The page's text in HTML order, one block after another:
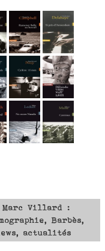
Marc Villard :
Barbès,
actualités